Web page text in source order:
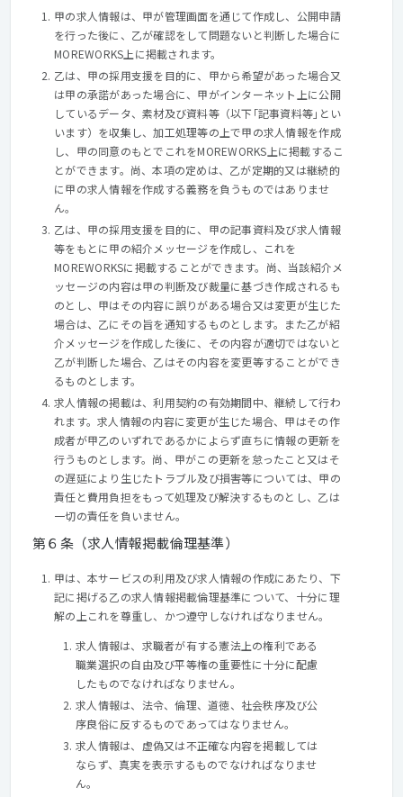
甲の求人情報は、甲が管理画面を通じて作成し、公開申請
を行った後に、乙が確認をして問題ないと判断した場合に
MOREWORKS上に掲載されます。
乙は、甲の採用支援を目的に、甲から希望があった場合又
は甲の承諾があった場合に、甲がインターネット上に公開
しているデータ、素材及び資料等（以下｢記事資料等｣とい
います）を収集し、加工処理等の上で甲の求人情報を作成
し、甲の同意のもとでこれをMOREWORKS上に掲載するこ
とができます。尚、本項の定めは、乙が定期的又は継続的
に甲の求人情報を作成する義務を負うものではありませ
ん。
乙は、甲の採用支援を目的に、甲の記事資料及び求人情報
等をもとに甲の紹介メッセージを作成し、これを
MOREWORKSに掲載することができます。尚、当該紹介メ
ッセージの内容は甲の判断及び裁量に基づき作成されるも
のとし、甲はその内容に誤りがある場合又は変更が生じた
場合は、乙にその旨を通知するものとします。また乙が紹
介メッセージを作成した後に、その内容が適切ではないと
乙が判断した場合、乙はその内容を変更等することができ
るものとします。
求人情報の掲載は、利用契約の有効期間中、継続して行わ
れます。求人情報の内容に変更が生じた場合、甲はその作
成者が甲乙のいずれであるかによらず直ちに情報の更新を
行うものとします。尚、甲がこの更新を怠ったこと又はそ
の遅延により生じたトラブル及び損害等については、甲の
責任と費用負担をもって処理及び解決するものとし、乙は
一切の責任を負いません。
第６条（求人情報掲載倫理基準）
甲は、本サービスの利用及び求人情報の作成にあたり、下
記に掲げる乙の求人情報掲載倫理基準について、十分に理
解の上これを尊重し、かつ遵守しなければなりません。
求人情報は、求職者が有する憲法上の権利である
職業選択の自由及び平等権の重要性に十分に配慮
したものでなければなりません。
求人情報は、法令、倫理、道徳、社会秩序及び公
序良俗に反するものであってはなりません。
求人情報は、虚偽又は不正確な内容を掲載しては
ならず、真実を表示するものでなければなりませ
ん。